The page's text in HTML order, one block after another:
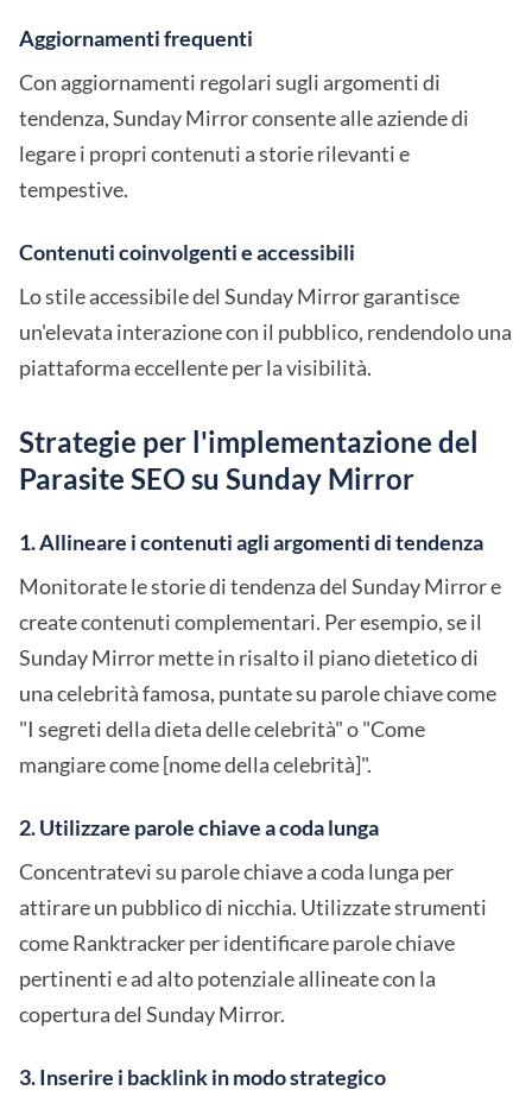
Aggiornamenti frequenti
Con aggiornamenti regolari sugli argomenti di
tendenza, Sunday Mirror consente alle aziende di
legare i propri contenuti a storie rilevanti e
tempestive.
Contenuti coinvolgenti e accessibili
Lo stile accessibile del Sunday Mirror garantisce
un'elevata interazione con il pubblico, rendendolo una
piattaforma eccellente per la visibilità.
Strategie per l'implementazione del
Parasite SEO su Sunday Mirror
1. Allineare i contenuti agli argomenti di tendenza
Monitorate le storie di tendenza del Sunday Mirror e
create contenuti complementari. Per esempio, se il
Sunday Mirror mette in risalto il piano dietetico di
una celebrità famosa, puntate su parole chiave come
"I segreti della dieta delle celebrità" o "Come
mangiare come [nome della celebrità]".
2. Utilizzare parole chiave a coda lunga
Concentratevi su parole chiave a coda lunga per
attirare un pubblico di nicchia. Utilizzate strumenti
come Ranktracker per identificare parole chiave
pertinenti e ad alto potenziale allineate con la
copertura del Sunday Mirror.
3. Inserire i backlink in modo strategico